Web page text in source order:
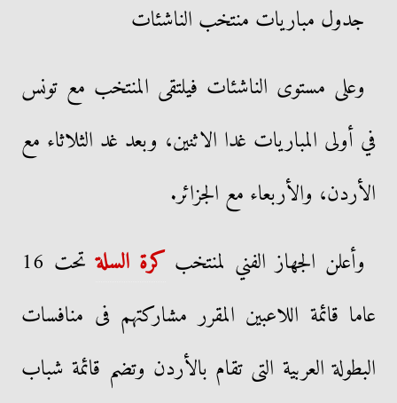
جدول مباريات منتخب الناشئات
وعلى مستوى الناشئات فيلتقى المنتخب مع تونس
في أولى المباريات غدا الاثنين، وبعد غد الثلاثاء مع
الأردن، والأربعاء مع الجزائر.
وأعلن الجهاز الفني لمنتخبكرة السلة
تحت 16
عاما قائمة اللاعبين المقرر مشاركتهم فى منافسات
البطولة العربية التى تقام بالأردن وتضم قائمة شباب